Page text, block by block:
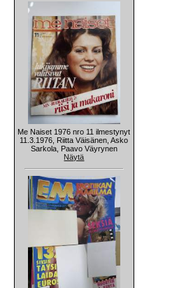
Me Naiset 1976 nro 11 ilmestynyt
11.3.1976, Riitta Väisänen, Asko
Sarkola, Paavo Väyrynen
Näytä